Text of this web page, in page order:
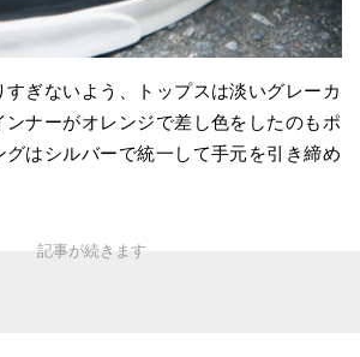
すぎないよう、トップスは淡いグレーカ
ンナーがオレンジで差し色をしたのもポ
グはシルバーで統一して手元を引き締め